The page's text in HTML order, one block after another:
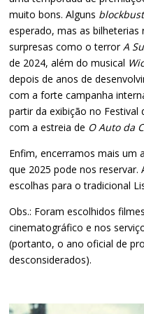
muito bons. Alguns
esperado, mas as
surpresas como o terrorA
de 2024, além do musical
depois de anos de
com a forte campanha
partir da exibição no
com a estreia de O Auto da
Enfim, encerramos mais um
que 2025 pode nos reservar.
escolhas para o tradicional
Obs.: Foram escolhidos
cinematográfico e nos
(portanto, o ano oficial de
desconsiderados).